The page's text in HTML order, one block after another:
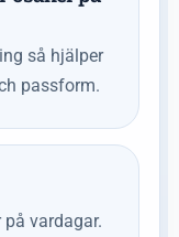
så hjälper
passform.
vardagar.